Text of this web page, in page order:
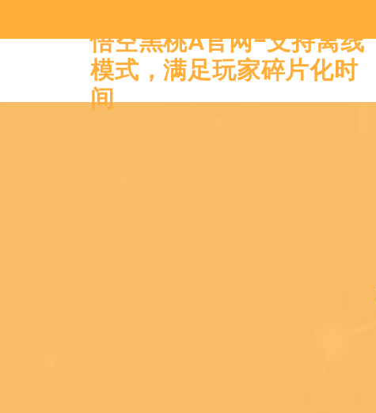
悟空黑桃A官网-支持离线
模式，满足玩家碎片化时
间